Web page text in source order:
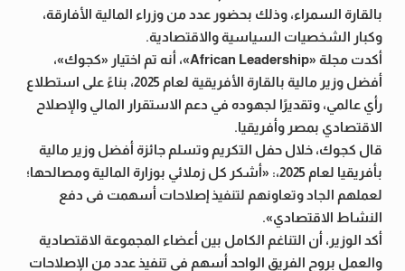
بالقارة السمراء، وذلك بحضور عدد من وزراء المالية الأفارقة،
وكبار الشخصيات السياسية والاقتصادية.
أكدت مجلة «African Leadership»، أنه تم اختيار «كجوك»،
أفضل وزير مالية بالقارة الأفريقية لعام 2025، بناءً على استطلاع
رأي عالمي، وتقديرًا لجهوده في دعم الاستقرار المالي والإصلاح
الاقتصادي بمصر وأفريقيا.
قال كجوك، خلال حفل التكريم وتسلم جائزة أفضل وزير مالية
بأفريقيا لعام 2025،: «أشكر كل زملائي بوزارة المالية ومصالحها؛
لعملهم الجاد وتعاونهم لتنفيذ إصلاحات أسهمت فى دفع
النشاط الاقتصادي».
أكد الوزير، أن التناغم الكامل بين أعضاء المجموعة الاقتصادية
والعمل بروح الفريق الواحد أسهم فى تنفيذ عدد من الإصلاحات